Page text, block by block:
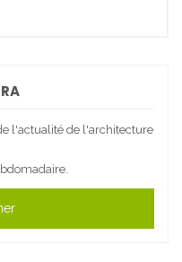
l'actualité de l'architecture